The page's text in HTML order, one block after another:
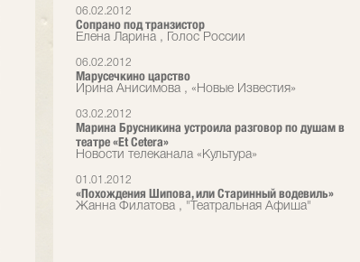
06.02.2012
Сопрано под транзистор
Елена Ларина , Голос России
06.02.2012
Марусечкино царство
Ирина Анисимова , «Новые Известия»
03.02.2012
Марина Брусникина устроила разговор по душам в
театре «Et Сetera»
Новости телеканала «Культура»
01.01.2012
«Похождения Шипова, или Старинный водевиль»
Жанна Филатова , "Театральная Афиша"